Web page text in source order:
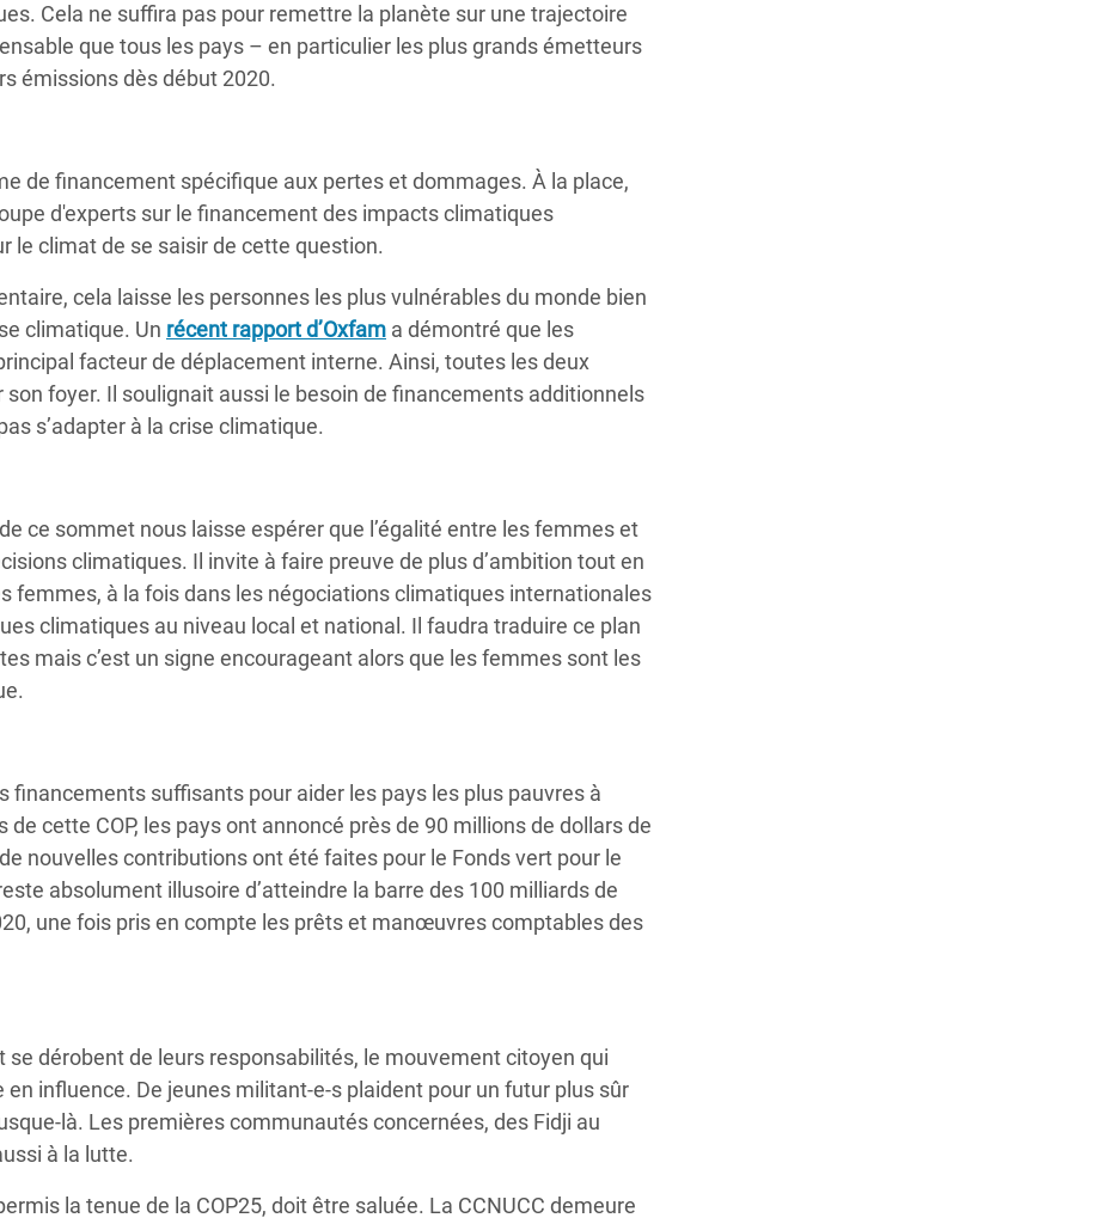
. Cela ne suffira pas pour remettre la planète sur une trajectoire
que tous les pays – en particulier les plus grands émetteurs
émissions dès début 2020.
de financement spécifique aux pertes et dommages. À la place,
d'experts sur le financement des impacts climatiques
le climat de se saisir de cette question.
cela laisse les personnes les plus vulnérables du monde bien
climatique. Un récent rapport d’Oxfam a démontré que les
facteur de déplacement interne. Ainsi, toutes les deux
foyer. Il soulignait aussi le besoin de financements additionnels
s’adapter à la crise climatique.
ce sommet nous laisse espérer que l’égalité entre les femmes et
climatiques. Il invite à faire preuve de plus d’ambition tout en
femmes, à la fois dans les négociations climatiques internationales
climatiques au niveau local et national. Il faudra traduire ce plan
mais c’est un signe encourageant alors que les femmes sont les
financements suffisants pour aider les pays les plus pauvres à
cette COP, les pays ont annoncé près de 90 millions de dollars de
nouvelles contributions ont été faites pour le Fonds vert pour le
absolument illusoire d’atteindre la barre des 100 milliards de
une fois pris en compte les prêts et manœuvres comptables des
dérobent de leurs responsabilités, le mouvement citoyen qui
en influence. De jeunes militant-e-s plaident pour un futur plus sûr
là. Les premières communautés concernées, des Fidji au
à la lutte.
la tenue de la COP25, doit être saluée. La CCNUCC demeure